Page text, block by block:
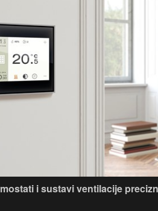
i sustavi ventilacije